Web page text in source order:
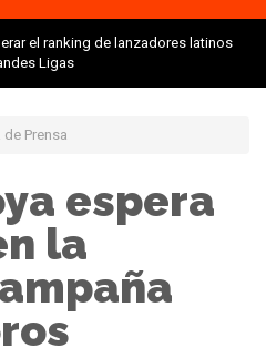
el ranking de lanzadores latinos
Ligas
de Prensa
espera
la